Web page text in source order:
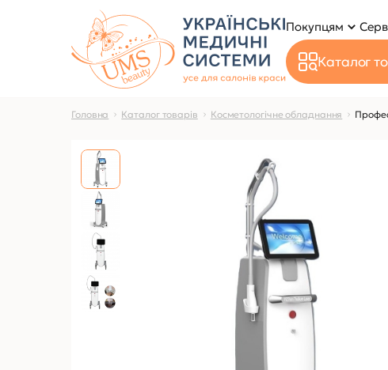
Покупцям
Каталог
Головна Каталог товарів Косметологічне обладнання